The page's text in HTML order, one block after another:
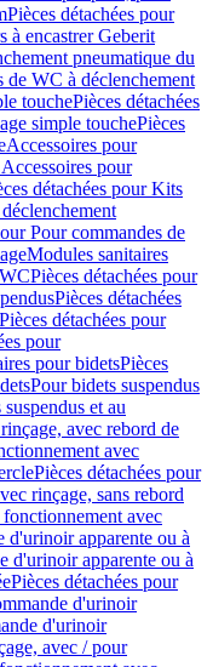
Pièces détachées pour
à encastrer Geberit
pneumatique du
de WC à déclenchement
touchePièces détachées
simple touchePièces
Accessoires pour
pour
détachées pour Kits
Pour commandes de
Modules sanitaires
Pièces détachées pour
Pièces détachées
Pièces détachées pour
pour
pour bidetsPièces
Pour bidets suspendus
et au
avec rebord de
avec
Pièces détachées pour
rinçage, sans rebord
avec
d'urinoir apparente ou à
d'urinoir apparente ou à
Pièces détachées pour
d'urinoir
d'urinoir
avec / pour